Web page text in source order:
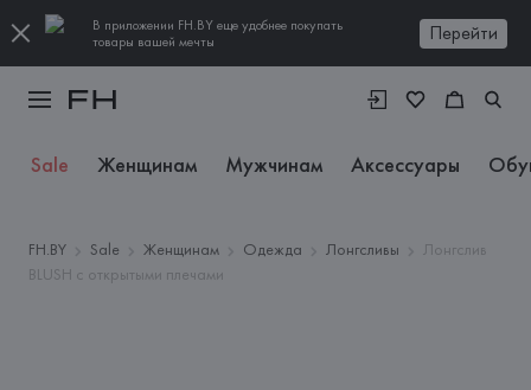
В приложении FH.BY еще удобнее покупать
товары вашей мечты
Перейти
Sale Женщинам Мужчинам Аксессуары
FH.BY Sale Женщинам Одежда Лонгсливы
Лонгслив
BLUSH с открытыми плечами